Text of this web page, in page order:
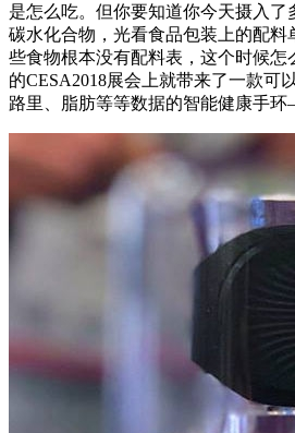
是怎么吃。但你要知道你今天摄入了
碳水化合物，光看食品包装上的配料
些食物根本没有配料表，这个时候怎
的CESA2018展会上就带来了一款可
路里、脂肪等等数据的智能健康手环